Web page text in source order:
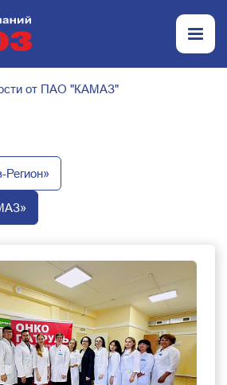
от ПАО "КАМАЗ"
Регион»